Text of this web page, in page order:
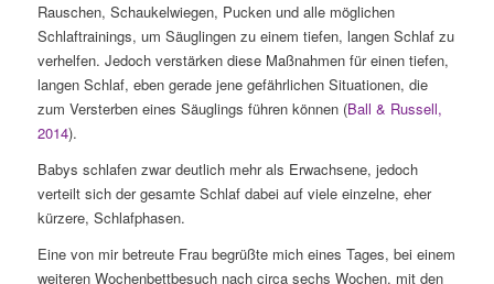
Rauschen, Schaukelwiegen, Pucken und alle möglichen
Schlaftrainings, um Säuglingen zu einem tiefen, langen Schlaf zu
verhelfen. Jedoch verstärken diese Maßnahmen für einen tiefen,
langen Schlaf, eben gerade jene gefährlichen Situationen, die
zum Versterben eines Säuglings führen können (Ball & Russell,
2014).
Babys schlafen zwar deutlich mehr als Erwachsene, jedoch
verteilt sich der gesamte Schlaf dabei auf viele einzelne, eher
kürzere, Schlafphasen.
Eine von mir betreute Frau begrüßte mich eines Tages, bei einem
weiteren Wochenbettbesuch nach circa sechs Wochen, mit den